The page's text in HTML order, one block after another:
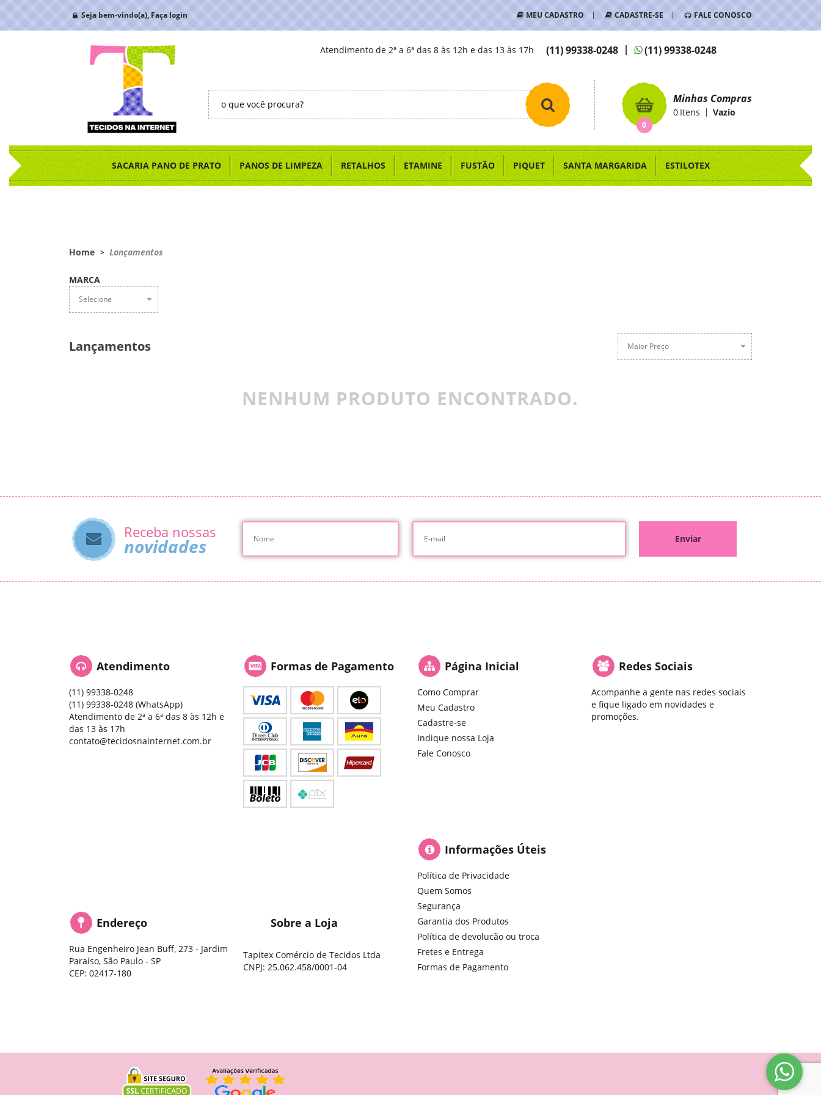
Seja bem-vindo(a), Faça login MEU CADASTRO CADASTRE-SE FALE CONOSCO
(11)99338-0248 (11)99338-0248
Atendimento de 2ª a 6ª das 8 às 12h e das 13 às 17h
0
Minhas Compras
Itens
0 Vazio
SACARIA PANO DE PRATO PANOS DE LIMPEZA RETALHOS ETAMINE FUSTÃO PIQUET SANTA MARGARIDA ESTILOTEX
Home Lançamentos
MARCA
Selecione
Lançamentos Maior Preço
NENHUM PRODUTO ENCONTRADO.
Receba nossas
novidades Enviar
Atendimento
(11) 99338-0248
(11) 99338-0248(WhatsApp)
Atendimento de 2ª a 6ª das 8 às 12h e
das 13 às 17h
contato@tecidosnainternet.com.br
Formas de Pagamento Página Inicial
Como Comprar
Meu Cadastro
Cadastre-se
Indique nossa Loja
Fale Conosco
Informações Úteis
Política de Privacidade
Quem Somos
Segurança
Garantia dos Produtos
Política de devolucão ou troca
Fretes e Entrega
Formas de Pagamento
Redes Sociais
Acompanhe a gente nas redes sociais
e fique ligado em novidades e
promoções.
Endereço
Rua Engenheiro Jean Buff, 273 - Jardim
Paraíso, São Paulo -SP
CEP: 02417-180
Sobre a Loja
Tapitex Comércio de Tecidos Ltda
CNPJ: 25.062.458/0001-04